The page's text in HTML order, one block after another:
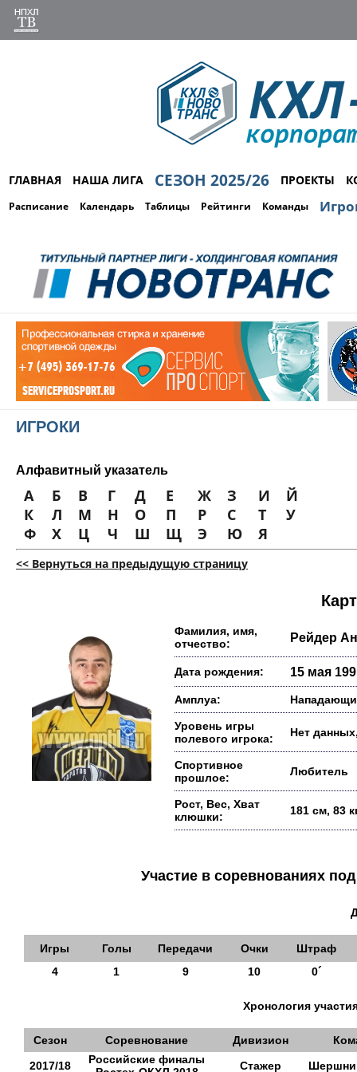
ГЛАВНАЯ НАША ЛИГА СЕЗОН 2025/26 ПРОЕКТЫ
Расписание Календарь Таблицы Рейтинги Команды
ИГРОКИ
Алфавитный указатель
А Б В Г Д Е Ж З И
Й
К
Л М Н О П Р С Т
У
Ф
Х Ц Ч Ш Щ Э Ю Я
<< Вернуться на предыдущую страницу
Фамилия, имя,
отчество:
Рейдер
Дата рождения: 15 мая
Амплуа:
Уровень игры
полевого игрока:
Нет
Спортивное
прошлое:
Любитель
Рост, Вес, Хват
клюшки:
181 см, 83
Участие в соревнованиях
Игры Голы Передачи Очки
Штраф
4
1 9 10 0´
Хронология
Сезон Соревнование Дивизион
2017/18
Российские финалы
Стажер Шершни